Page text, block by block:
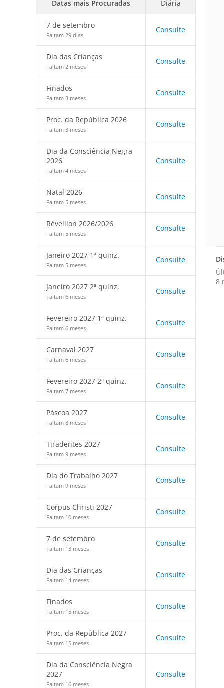
Datas mais Procuradas Diária
7 de setembro
Faltam 29 dias
Consulte
Dia das Crianças
Faltam 2 meses
Consulte
Finados
Faltam 3 meses
Consulte
Proc. da República 2026
Faltam 3 meses
Consulte
Dia da Consciência Negra
2026
Faltam 4 meses
Consulte
Natal 2026
Faltam 5 meses
Consulte
Réveillon 2026/2026
Faltam 5 meses
Consulte
Janeiro 2027 1ª quinz.
Faltam 5 meses
Consulte
Janeiro 2027 2ª quinz.
Faltam 6 meses
Consulte
Fevereiro 2027 1ª quinz.
Faltam 6 meses
Consulte
Carnaval 2027
Faltam 6 meses
Consulte
Fevereiro 2027 2ª quinz.
Faltam 7 meses
Consulte
Páscoa 2027
Faltam 8 meses
Consulte
Tiradentes 2027
Faltam 9 meses
Consulte
Dia do Trabalho 2027
Faltam 9 meses
Consulte
Corpus Christi 2027
Faltam 10 meses
Consulte
7 de setembro
Faltam 13 meses
Consulte
Dia das Crianças
Faltam 14 meses
Consulte
Finados
Faltam 15 meses
Consulte
Proc. da República 2027
Faltam 15 meses
Consulte
Dia da Consciência Negra
2027
Faltam 16 meses
Consulte
8